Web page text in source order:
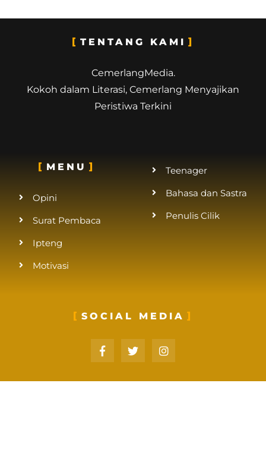
TENTANG KAMI
CemerlangMedia.
Kokoh dalam Literasi, Cemerlang Menyajikan
Peristiwa Terkini
MENU
Opini
Surat Pembaca
Ipteng
Motivasi
Teenager
Bahasa dan Sastra
Penulis Cilik
SOCIAL MEDIA